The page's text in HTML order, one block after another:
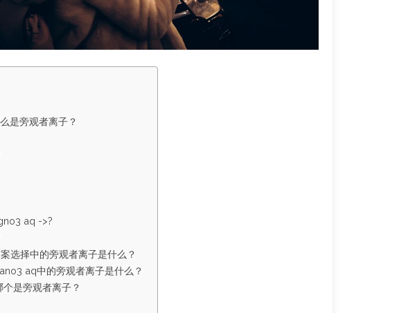
是旁观者离子？
aq ->?
择中的旁观者离子是什么？
aq中的旁观者离子是什么？
是旁观者离子？